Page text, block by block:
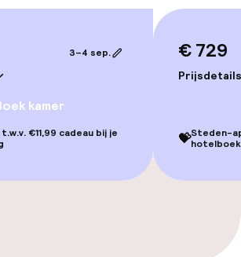
3–4 sep.
kamer
€11,99 cadeau bij je
€ 729
Prijsdetails
💝Steden-